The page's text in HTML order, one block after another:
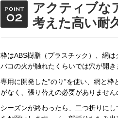
アクティブな
考えた高い耐
枠はABS樹脂（プラスチック）、網
バコの火が触れたくらいでは穴が開き
専用に開発した”のり”を使い、網と
がなく、張り替えの必要がありませ
シーズンが終わったら、二つ折りに